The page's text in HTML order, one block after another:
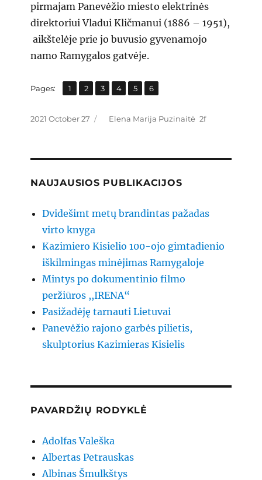
pirmajam Panevėžio miesto elektrinės
direktoriui Vladui Kličmanui (1886 – 1951),
aikštelėje prie jo buvusio gyvenamojo
namo Ramygalos gatvėje.
Pages: Page
1 ,
Page
2 ,
Page
3 ,
Page
4 ,
Page
5 ,
Page
6
Posted
2021 October 27 Categories
Elena Marija Puzinaitė
NAUJAUSIOS PUBLIKACIJOS
Dvidešimt metų brandintas pažadas
virto knyga
Kazimiero Kisielio 100-ojo gimtadienio
iškilmingas minėjimas Ramygaloje
Mintys po dokumentinio filmo
peržiūros ,,IRENA“
Pasižadėję tarnauti Lietuvai
Panevėžio rajono garbės pilietis,
skulptorius Kazimieras Kisielis
PAVARDŽIŲ RODYKLĖ
Adolfas Valeška
Albertas Petrauskas
Albinas Šmulkštys